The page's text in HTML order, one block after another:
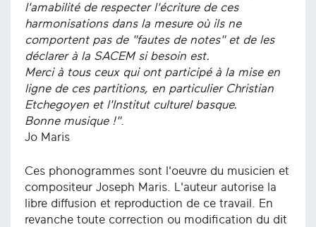
l'amabilité de respecter l'écriture de ces
harmonisations dans la mesure où ils ne
comportent pas de "fautes de notes" et de les
déclarer à la SACEM si besoin est.
Merci à tous ceux qui ont participé à la mise en
ligne de ces partitions, en particulier Christian
Etchegoyen et l'Institut culturel basque.
Bonne musique !".
Jo Maris
Ces phonogrammes sont l'oeuvre du musicien et
compositeur Joseph Maris. L'auteur autorise la
libre diffusion et reproduction de ce travail. En
revanche toute correction ou modification du dit